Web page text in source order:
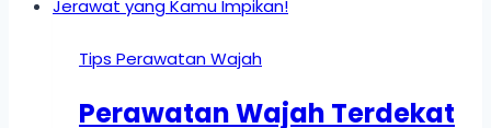
Tips Perawatan Wajah
Perawatan Wajah Terdekat